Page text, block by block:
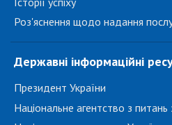
Роз'яснення щодо надання
Державні інформаційні
Президент України
Національне агентство з питань